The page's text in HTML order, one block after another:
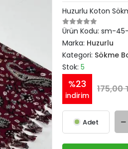
Huzurlu Koton
Ürün Kodu: sm-
Marka: Huzurlu
Kategori: Sökme
Stok: 5
%23
indirim
175,00
Adet